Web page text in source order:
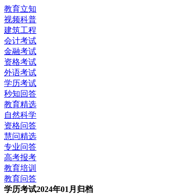
教育立知
视频科普
建筑工程
会计考试
金融考试
资格考试
外语考试
学历考试
秒知回答
教育精选
自然科学
资格问答
慧问精选
专业问答
高考报考
教育培训
教育问答
学历考试2024年01月归档